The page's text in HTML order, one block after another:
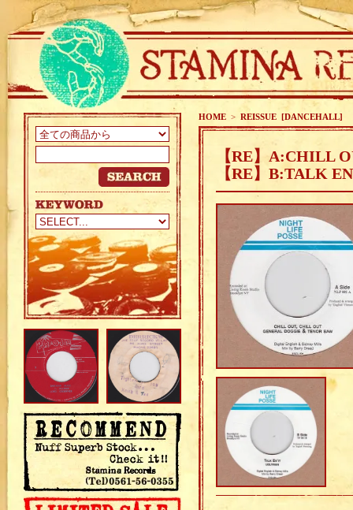
HOME > REISSUE [DANCEHALL]
【RE】A:CHILL
【RE】B:TALK